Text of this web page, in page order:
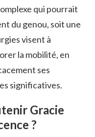
qui pourrait
du genou, soit une
visent à
la mobilité, en
ses
significatives.
Gracie
?